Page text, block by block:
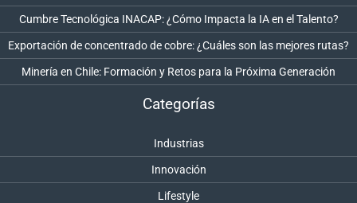
Cumbre Tecnológica INACAP: ¿Cómo Impacta la IA en el Talento?
Exportación de concentrado de cobre: ¿Cuáles son las mejores rutas?
Minería en Chile: Formación y Retos para la Próxima Generación
Categorías
Industrias
Innovación
Lifestyle